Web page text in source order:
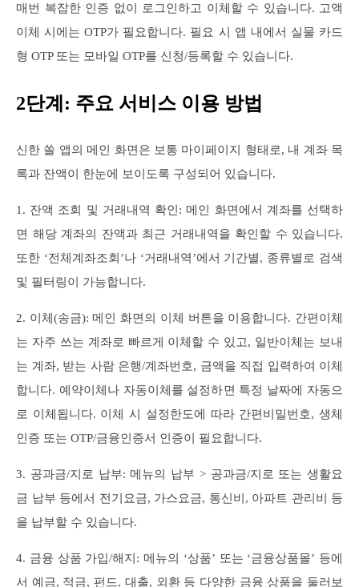
매번 복잡한 인증 없이 로그인하고 이체할 수 있습니다. 고액
이체 시에는 OTP가 필요합니다. 필요 시 앱 내에서 실물 카드
형 OTP 또는 모바일 OTP를 신청/등록할 수 있습니다.
2단계: 주요 서비스 이용 방법
신한 쏠 앱의 메인 화면은 보통 마이페이지 형태로, 내 계좌 목
록과 잔액이 한눈에 보이도록 구성되어 있습니다.
1. 잔액 조회 및 거래내역 확인: 메인 화면에서 계좌를 선택하
면 해당 계좌의 잔액과 최근 거래내역을 확인할 수 있습니다.
또한 ‘전체계좌조회’나 ‘거래내역’에서 기간별, 종류별로 검색
및 필터링이 가능합니다.
2. 이체(송금): 메인 화면의 이체 버튼을 이용합니다. 간편이체
는 자주 쓰는 계좌로 빠르게 이체할 수 있고, 일반이체는 보내
는 계좌, 받는 사람 은행/계좌번호, 금액을 직접 입력하여 이체
합니다. 예약이체나 자동이체를 설정하면 특정 날짜에 자동으
로 이체됩니다. 이체 시 설정한도에 따라 간편비밀번호, 생체
인증 또는 OTP/금융인증서 인증이 필요합니다.
3. 공과금/지로 납부: 메뉴의 납부 > 공과금/지로 또는 생활요
금 납부 등에서 전기요금, 가스요금, 통신비, 아파트 관리비 등
을 납부할 수 있습니다.
4. 금융 상품 가입/해지: 메뉴의 ‘상품’ 또는 ‘금융상품몰’ 등에
서 예금, 적금, 펀드, 대출, 외환 등 다양한 금융 상품을 둘러보